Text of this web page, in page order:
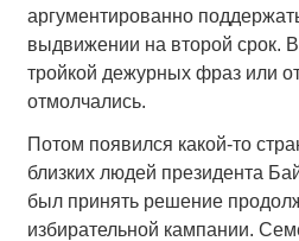
аргументированно
выдвижении на второй срок.
тройкой дежурных фраз или
отмолчались.
Потом появился какой-то
близких людей президента
был принять решение
избирательной кампании.